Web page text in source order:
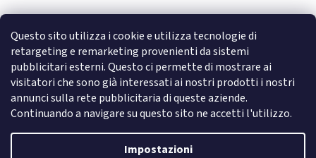
Questo sito utilizza i cookie e utilizza tecnologie di
retargeting e remarketing provenienti da sistemi
pubblicitari esterni. Questo ci permette di mostrare ai
visitatori che sono già interessati ai nostri prodotti i nostri
annunci sulla rete pubblicitaria di queste aziende.
Continuando a navigare su questo sito ne accetti l'utilizzo.
Impostazioni
o
Accesso con Facebook
Accesso con Google